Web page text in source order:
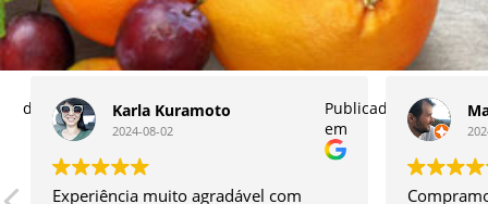
Publicado
em
Karla Kuramoto
2024-08-02
Experiência muito agradável com